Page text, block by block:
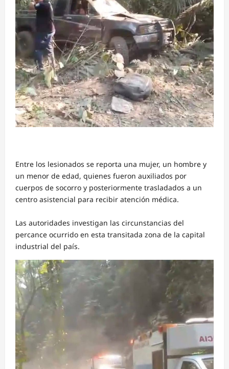
Entre los lesionados se reporta una mujer, un hombre y
un menor de edad, quienes fueron auxiliados por
cuerpos de socorro y posteriormente trasladados a un
centro asistencial para recibir atención médica.
Las autoridades investigan las circunstancias del
percance ocurrido en esta transitada zona de la capital
industrial del país.